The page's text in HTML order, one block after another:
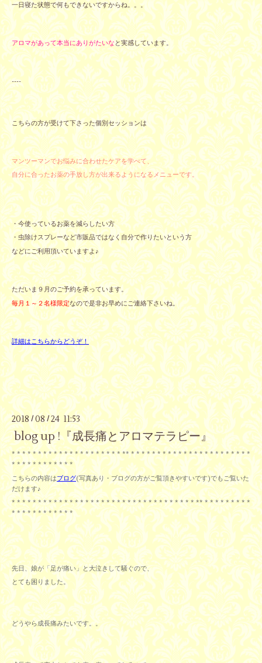
一日寝た状態で何もできないですからね。。。
アロマがあって本当にありがたいなと実感しています。
----
こちらの方が受けて下さった個別セッションは
マンツーマンでお悩みに合わせたケアを学べて、
自分に合ったお薬の手放し方が出来るようになるメニューです。
・今使っているお薬を減らしたい方
・虫除けスプレーなど市販品ではなく自分で作りたいという方
などにご利用頂いていますよ♪
ただいま９月のご予約を承っています。
毎月１～２名様限定なので是非お早めにご連絡下さいね。
詳細はこちらからどうぞ！
2018/08/24 11:53
blog up !『成長痛とアロマテラピー』
* * * * * * * * * * * * * * * * * * * * * ** * * * * * * * * * * * * * * * * * * * * * * *
* * * * * * * * * * * *
こちらの内容はブログ(写真あり・ブログの方がご覧頂きやすいです)でもご覧いた
だけます♪
* * * * * * * * * * * * * * * * * * * * * * * * * * * * * * * * * * * ** * * * * * * * * *
* * * * * * * * * * * *
先日、娘が「足が痛い」と大泣きして騒ぐので、
とても困りました。
どうやら成長痛みたいです。。